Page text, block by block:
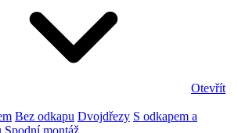
Otevřít
Bez odkapu Dvojdřezy S odkapem a
Spodní montáž